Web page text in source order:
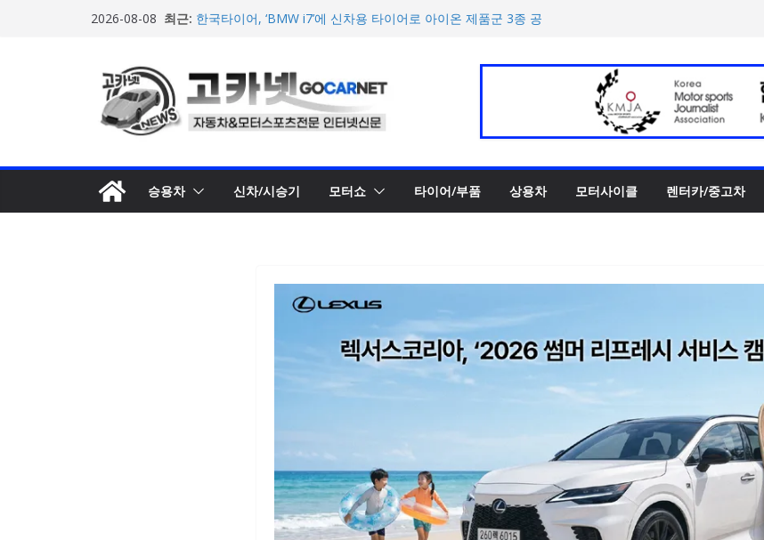
2026-08-08 최근: 개… 일본서 28일 계약 개시
한온시스템, 캐나다 정부로부터 1,000만 캐나다달러 규모 지원
확보
넥센타이어 주최 ‘2026 스피드웨이 모터 페스티벌’ 3R 나이트 페
스티벌 8일 용인 개최
아우디, 405일 만에 완성한 초고성능 슈퍼카 ‘누볼라리’ 제작 비하
승용차
신차/시승기 모터쇼 타이어/부품 상용차 모터사이클 렌터카/중고차